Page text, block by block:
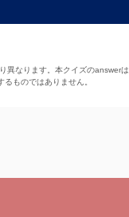
異なります。本クイズのanswerは
ものではありません。